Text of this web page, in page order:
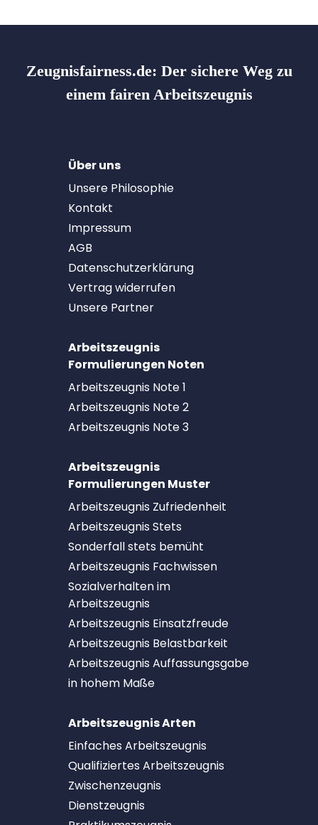
Zeugnisfairness.de: Der sichere Weg zu
einem fairen Arbeitszeugnis
Über uns
Unsere Philosophie
Kontakt
Impressum
AGB
Datenschutzerklärung
Vertrag widerrufen
Unsere Partner
Arbeitszeugnis
Formulierungen Noten
Arbeitszeugnis Note 1
Arbeitszeugnis Note 2
Arbeitszeugnis Note 3
Arbeitszeugnis
Formulierungen Muster
Arbeitszeugnis Zufriedenheit
Arbeitszeugnis Stets
Sonderfall stets bemüht
Arbeitszeugnis Fachwissen
Sozialverhalten im
Arbeitszeugnis
Arbeitszeugnis Einsatzfreude
Arbeitszeugnis Belastbarkeit
Arbeitszeugnis Auffassungsgabe
in hohem Maße
Arbeitszeugnis Arten
Einfaches Arbeitszeugnis
Qualifiziertes Arbeitszeugnis
Zwischenzeugnis
Dienstzeugnis